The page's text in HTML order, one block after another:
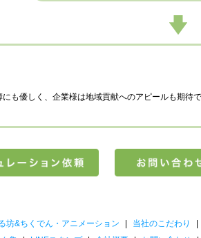
も優しく、企業様は地域貢献へのアピールも期待で
坊&ちくでん・アニメーション | 当社のこだわり |